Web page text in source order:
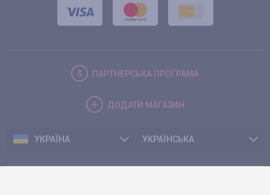
ПАРТНЕРСЬКА ПРОГРАМА
ДОДАТИ МАГАЗИН
УКРАЇНА УКРАЇНСЬКА